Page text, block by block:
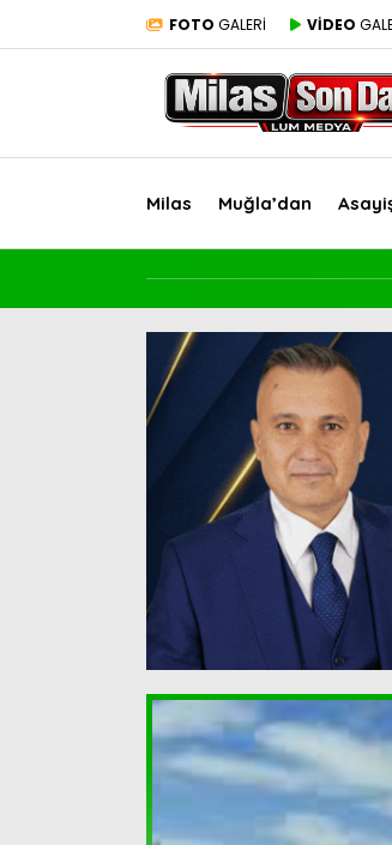
FOTO GALERİ VİDEO
Milas Muğla’dan